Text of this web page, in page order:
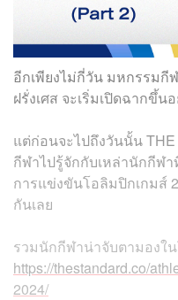
อีกเพียงไม่กี่วัน มหกรรมกี
ฝรั่งเศส จะเริ่มเปิดฉากขึ้น
แต่ก่อนจะไปถึงวันนั้น
กีฬาไปรู้จักกับเหล่านักกีฬ
การแข่งขันโอลิมปิกเกมส์
กันเลย
รวมนักกีฬาน่าจับตามองใ
https://thestandard.co/
2024/